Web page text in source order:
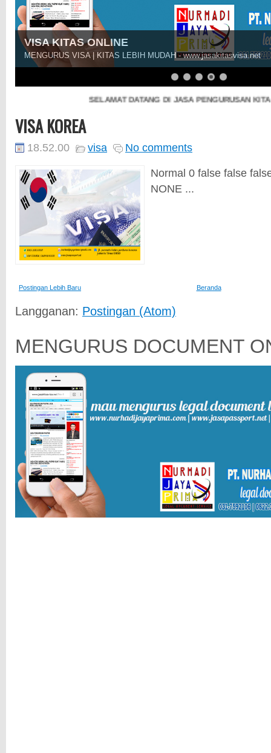
VISA KITAS ONLINE
MENGURUS VISA | KITAS LEBIH MUDAH - www.jasakitasvisa.net
SELAMAT DATANG DI JASA PENGURUSAN
VISA KOREA
18.52.00 visa
No comments
Normal 0 false false
NONE ...
Postingan Lebih Baru Beranda
Langganan: Postingan (Atom)
MENGURUS DOCUMENT